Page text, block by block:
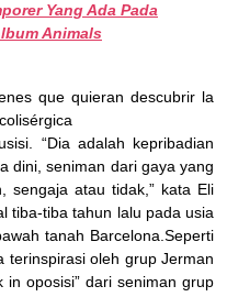
Yang Ada Pada
Animals
que quieran descubrir la
“Dia adalah kepribadian
dini, seniman dari gaya yang
sengaja atau tidak,” kata Eli
tiba-tiba tahun lalu pada usia
tanah Barcelona.Seperti
terinspirasi oleh grup Jerman
oposisi” dari seniman grup